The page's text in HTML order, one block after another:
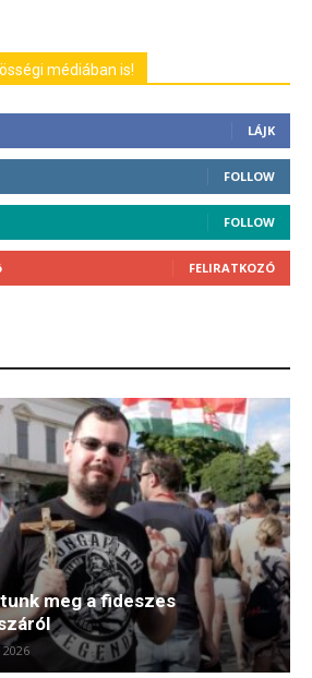
médiában is!
LÁJK
FOLLOW
FOLLOW
FELIRATKOZÓ
meg a fideszes